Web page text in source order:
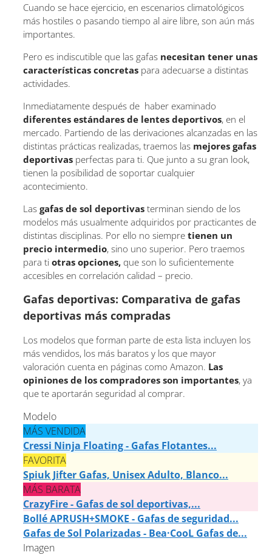
Cuando se hace ejercicio, en escenarios climatológicos
más hostiles o pasando tiempo al aire libre, son aún más
importantes.
Pero es indiscutible que las gafas necesitan tener unas
características concretaspara adecuarse a distintas
actividades.
Inmediatamente después de haber examinado
diferentes estándares de lentes deportivos, en el
mercado. Partiendo de las derivaciones alcanzadas en las
distintas prácticas realizadas, traemos las mejores gafas
deportivasperfectas para ti. Que junto a su gran look,
tienen la posibilidad de soportar cualquier
acontecimiento.
Las gafas de sol deportivasterminan siendo de los
modelos más usualmente adquiridos por practicantes de
distintas disciplinas. Por ello no siempre tienen un
precio intermedio, sino uno superior. Pero traemos
para ti otras opciones,que son lo suficientemente
accesibles en correlación calidad – precio.
Gafas deportivas: Comparativa de gafas
deportivas más compradas
Los modelos que forman parte de esta lista incluyen los
más vendidos, los más baratos y los que mayor
valoración cuenta en páginas como Amazon. Las
opiniones de los compradores son importantes, ya
que te aportarán seguridad al comprar.
Modelo
MÁS VENDIDA
Cressi Ninja Floating - Gafas Flotantes...
FAVORITA
Spiuk Jifter Gafas, Unisex Adulto, Blanco...
MÁS BARATA
CrazyFire - Gafas de sol deportivas,...
Bollé APRUSH+SMOKE - Gafas de seguridad...
Gafas de Sol Polarizadas - Bea·CooL Gafas de...
Imagen